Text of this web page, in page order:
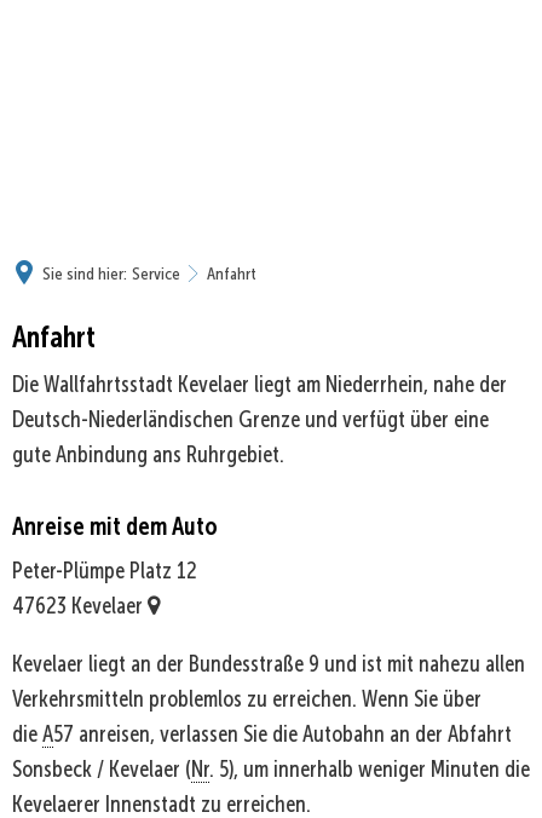
Sie sind hier: Service Anfahrt
Anfahrt
Die Wallfahrtsstadt Kevelaer liegt am Niederrhein, nahe der
Deutsch-Niederländischen Grenze und verfügt über eine
gute Anbindung ans Ruhrgebiet.
Anreise mit dem Auto
Peter-Plümpe Platz 12
47623 Kevelaer
Kevelaer liegt an der Bundesstraße 9 und ist mit nahezu allen
Verkehrsmitteln problemlos zu erreichen. Wenn Sie über
die A57 anreisen, verlassen Sie die Autobahn an der Abfahrt
Sonsbeck / Kevelaer (Nr. 5), um innerhalb weniger Minuten die
Kevelaerer Innenstadt zu erreichen.